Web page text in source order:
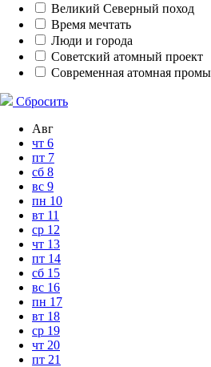
Великий Северный поход
Время мечтать
Люди и города
Советский атомный проект
Современная атомная
Сбросить
Авг
чт 6
пт 7
сб 8
вс 9
пн 10
вт 11
ср 12
чт 13
пт 14
сб 15
вс 16
пн 17
вт 18
ср 19
чт 20
пт 21